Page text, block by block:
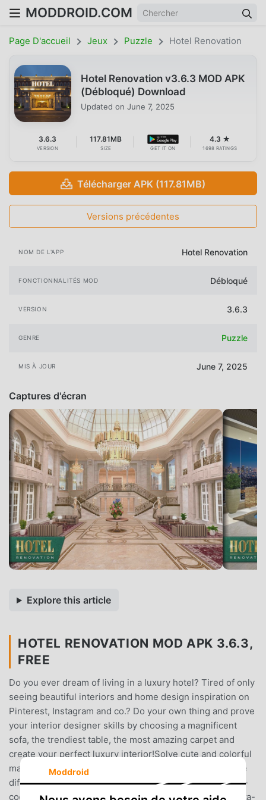
MODDROID.COM
Page D'accueil Jeux Puzzle Hotel Renovation
Hotel Renovation v3.6.3 MOD APK
(Débloqué) Download
Updated on June 7, 2025
3.6.3
VERSION
117.81MB
SIZE GET IT ON
4.3 ★
1698 RATINGS
Télécharger APK (117.81MB)
Versions précédentes
NOM DE L'APP Hotel Renovation
FONCTIONNALITÉS MOD Débloqué
VERSION 3.6.3
GENRE Puzzle
MIS À JOUR June 7, 2025
Captures d'écran
Explore this article
HOTEL RENOVATION MOD APK 3.6.3,
FREE
Do you ever dream of living in a luxury hotel? Tired of only
seeing beautiful interiors and home design inspiration on
Pinterest, Instagram and co.? Do your own thing and prove
your interior designer skills by choosing a magnificent
sofa, the trendiest table, the most amazing carpet and
create your perfect luxury interior!Solve cute and colorful
match 3 puzzles to earn money and design and decorate
different hotels. Select furniture, mix and match or color-
code the room to create unique, beautiful and totally insta-
Moddroid